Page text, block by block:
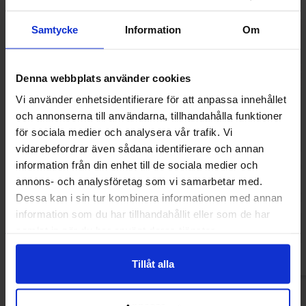
Samtycke Information Om
Denna webbplats använder cookies
Vi använder enhetsidentifierare för att anpassa innehållet
och annonserna till användarna, tillhandahålla funktioner
för sociala medier och analysera vår trafik. Vi
vidarebefordrar även sådana identifierare och annan
information från din enhet till de sociala medier och
annons- och analysföretag som vi samarbetar med.
Dessa kan i sin tur kombinera informationen med annan
information som du har tillhandahållit eller som de har
Tillåt alla
Quick Milk - Jordgubb 5-pack
14.90 kr
MER Hallon